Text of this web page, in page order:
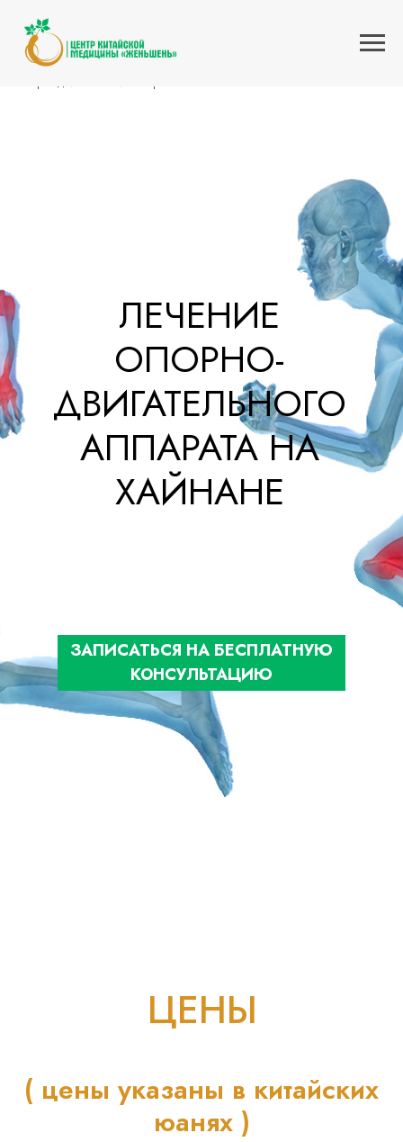
Главная » Услуги Болезни позвоночника
Опорно-двигательный аппарат
ЛЕЧЕНИЕ
ОПОРНО-
ДВИГАТЕЛЬНОГО
АППАРАТА НА
ХАЙНАНЕ
ЗАПИСАТЬСЯ НА БЕСПЛАТНУЮ
КОНСУЛЬТАЦИЮ
ЦЕНЫ
( цены указаны в китайских
юанях )